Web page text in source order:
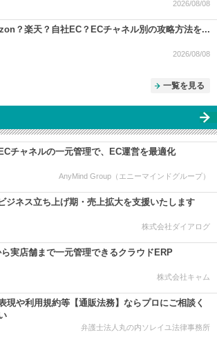
2026/08/08
？楽天？自社EC？ECチャネル別の攻略方法を...
2026/08/08
一覧を見る
チャネルの一元管理で、EC運営を最適化
AnyMind Group（エニーマインドグループ）
ジネス立ち上げ期・売上拡大を支援いたします
株式会社ダイアログ
実店舗まで一元管理できるクラウドERP
株式会社キャム
現や利用規約等【通販法務】ならプロにご相談く
弁護士法人丸の内ソレイユ法律事務所